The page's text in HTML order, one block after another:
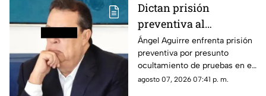
Dictan prisión
preventiva al
exgobernador Ángel
Aguirre por presunto
ocultamiento de
pruebas en el caso
Ángel Aguirre enfrenta prisión
preventiva por presunto
ocultamiento de pruebas en el
caso de los 43 normalistas de
agosto 07, 2026 07:41 p. m.